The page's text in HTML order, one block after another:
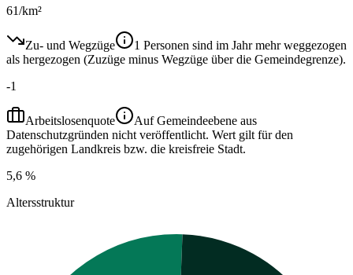
61/km²
Zu- und Wegzüge
1 Personen sind im Jahr mehr weggezogen
als hergezogen (Zuzüge minus Wegzüge über die Gemeindegrenze).
-1
Arbeitslosenquote
Auf Gemeindeebene aus
Datenschutzgründen nicht veröffentlicht. Wert gilt für den
zugehörigen Landkreis bzw. die kreisfreie Stadt.
5,6 %
Altersstruktur